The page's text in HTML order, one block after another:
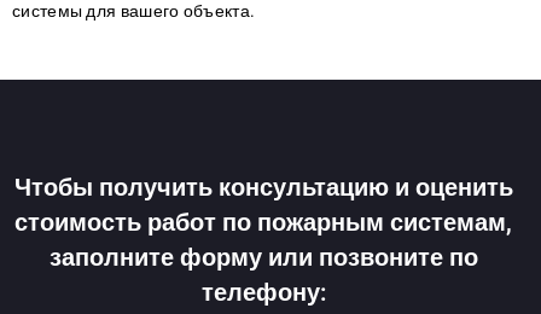
системы для вашего объекта.
Чтобы получить консультацию и оценить
стоимость работ по пожарным системам,
заполните форму или позвоните по
телефону: